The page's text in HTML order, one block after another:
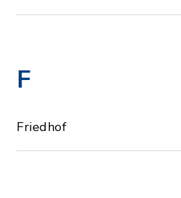
F
Friedhof